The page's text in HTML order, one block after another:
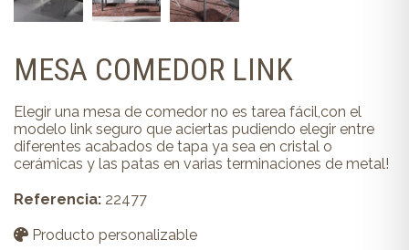
MESA COMEDOR LINK
Elegir una mesa de comedor no es tarea fácil,con el
modelo link seguro que aciertas pudiendo elegir entre
diferentes acabados de tapa ya sea en cristal o
cerámicas y las patas en varias terminaciones de metal!
Referencia: 22477
Producto personalizable